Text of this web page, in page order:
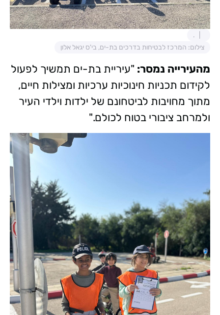
.
צילום: המרכז לבטיחות בדרכים בת-ים, בי'ס יגאל אלון
מהעירייה נמסר: "עיריית בת-ים תמשיך לפעול
לקידום תכניות חינוכיות ערכיות ומצילות חיים,
מתוך מחויבות לביטחונם של ילדות וילדי העיר
ולמרחב ציבורי בטוח לכולם."